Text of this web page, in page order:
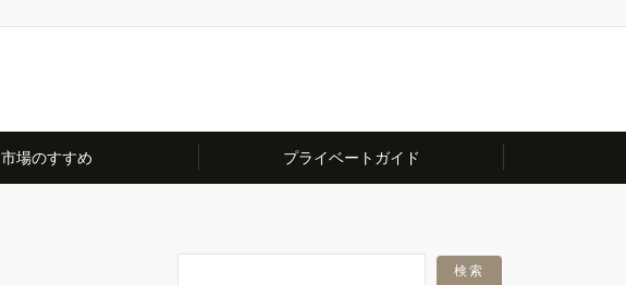
市場のすすめ プライベートガイド